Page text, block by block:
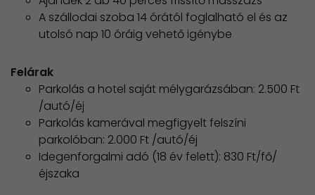
A szállodai szoba 14 órától foglalható el és az
utolsó nap 10 óráig vehető igénybe
Felárak
Parkolás a hotel saját mélygarázsában: 2.500 Ft
/autó/éj
Parkolás kamerával megfigyelt felszíni
parkolóban: 2.000 Ft /autó/éj
Idegenforgalmi adó (18 év felett): 830 Ft/fő/
éjszaka